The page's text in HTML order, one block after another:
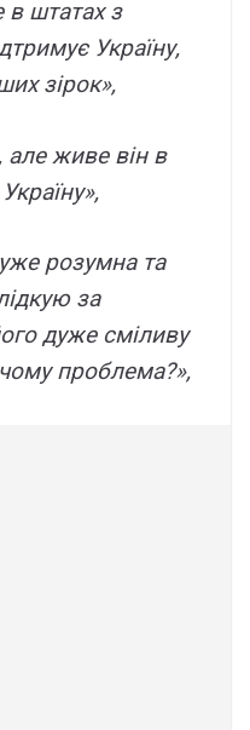
штатах з
Україну,
зірок»,
але живе він в
розумна та
за
дуже сміливу
проблема?»,